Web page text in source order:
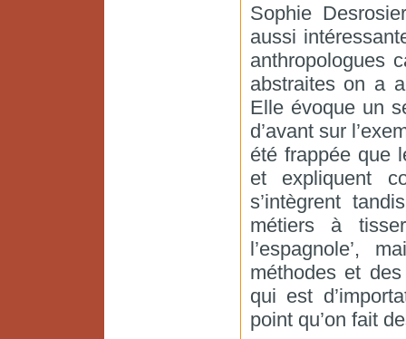
Sophie
aussi
anthropologues
abstraites on a
Elle évoque un
d’avant sur
été frappée que
et expliquent
s’intègrent
métiers à
l’espagnole’,
méthodes et
qui est
point qu’on fait